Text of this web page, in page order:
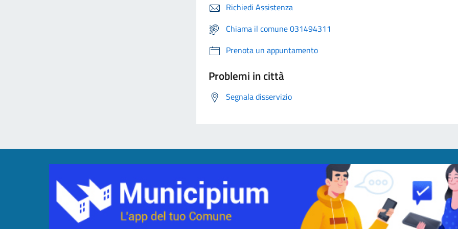
Richiedi Assistenza
Chiama il comune 031494311
Prenota un appuntamento
Problemi in città
Segnala disservizio